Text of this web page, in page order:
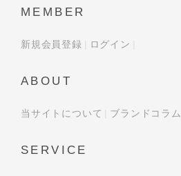
MEMBER
新規会員登録 ログイン
ABOUT
当サイトについて ブランドコラム
SERVICE